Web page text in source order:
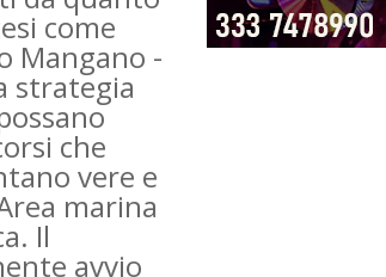
come
Mangano -
strategia
che
vere e
marina
Il
avvio